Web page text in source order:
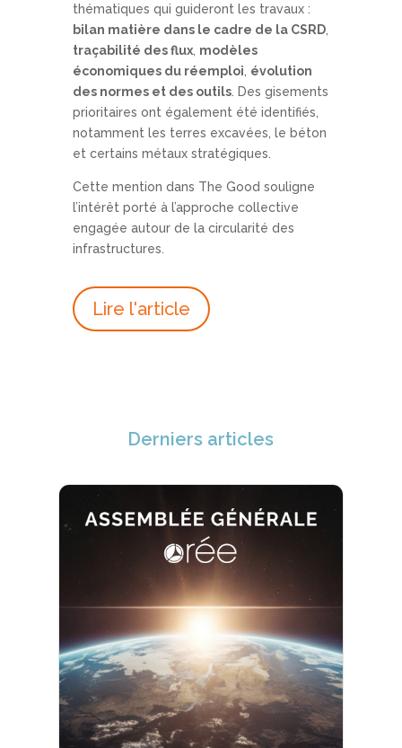
thématiques qui guideront les travaux :
bilan matière dans le cadre de la CSRD,
traçabilité des flux, modèles
économiques du réemploi évolution
des normes et des outils. Des gisements
prioritaires ont également été identifiés,
notamment les terres excavées, le béton
et certains métaux stratégiques.
Cette mention dans The Good souligne
l’intérêt porté à l’approche collective
engagée autour de la circularité des
infrastructures.
Lire l'article
Derniers articles